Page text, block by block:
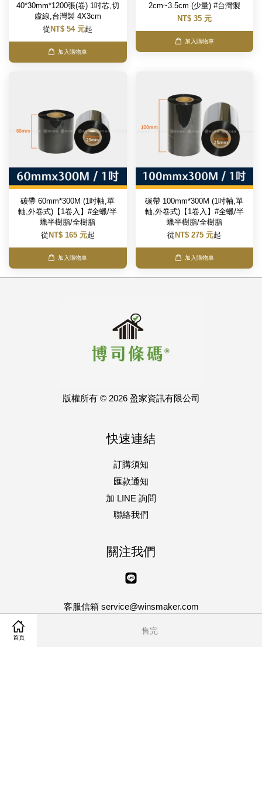
首頁
售完
40*30mm*1200張(卷) 1吋芯,切
虛線,台灣製 4X3cm
從 NT$ 54 元起
加入購物車
2cm~3.5cm (少量) #台灣製
NT$ 35 元
加入購物車
碳帶 60mm*300M (1吋軸,單
軸,外卷式)【1卷入】#全蠟/半
蠟半樹脂/全樹脂
從 NT$ 165 元起
加入購物車
碳帶 100mm*300M (1吋軸,單
軸,外卷式)【1卷入】#全蠟/半
蠟半樹脂/全樹脂
從 NT$ 275 元起
加入購物車
版權所有 © 2026 盈家資訊有限公司
快速連結
訂購須知
匯款通知
加 LINE 詢問
聯絡我們
關注我們
客服信箱 service@winsmaker.com
星期一 ~ 星期五 | AM10:00~PM5:00